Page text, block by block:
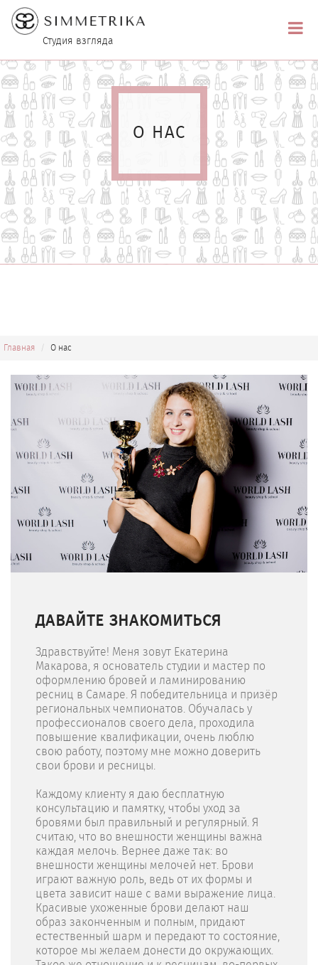
Студия взгляда
О НАС
Главная О нас
ДАВАЙТЕ ЗНАКОМИТЬСЯ
Здравствуйте! Меня зовут Екатерина
Макарова, я основатель студии и мастер по
оформлению бровей и ламинированию
ресниц в Самаре. Я победительница и призёр
региональных чемпионатов. Обучалась у
профессионалов своего дела, проходила
повышение квалификации, очень люблю
свою работу, поэтому мне можно доверить
свои брови и ресницы.
Каждому клиенту я даю бесплатную
консультацию и памятку, чтобы уход за
бровями был правильный и регулярный. Я
считаю, что во внешности женщины важна
каждая мелочь. Вернее даже так: во
внешности женщины мелочей нет. Брови
играют важную роль, ведь от их формы и
цвета зависит наше с вами выражение лица.
Красивые ухоженные брови делают наш
образ законченным и полным, придают
естественный шарм и передают то состояние,
которое мы желаем донести до окружающих.